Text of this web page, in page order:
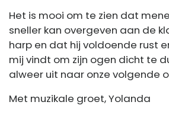
Het is mooi om te zien dat
sneller kan overgeven aan de
harp en dat hij voldoende rust
mij vindt om zijn ogen dicht te
alweer uit naar onze volgende
Met muzikale groet, Yolanda